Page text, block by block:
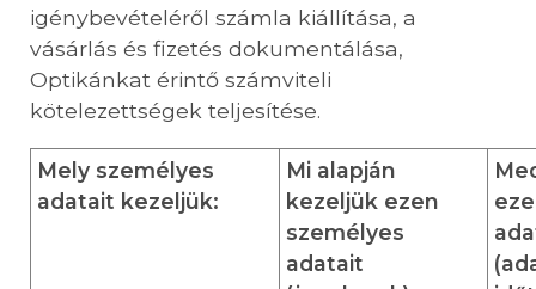
igénybevételéről számla kiállítása, a
vásárlás és fizetés dokumentálása,
Optikánkat érintő számviteli
kötelezettségek teljesítése.
Mely személyes
adatait kezeljük:
Mi alapján
kezeljük ezen
személyes
adatait